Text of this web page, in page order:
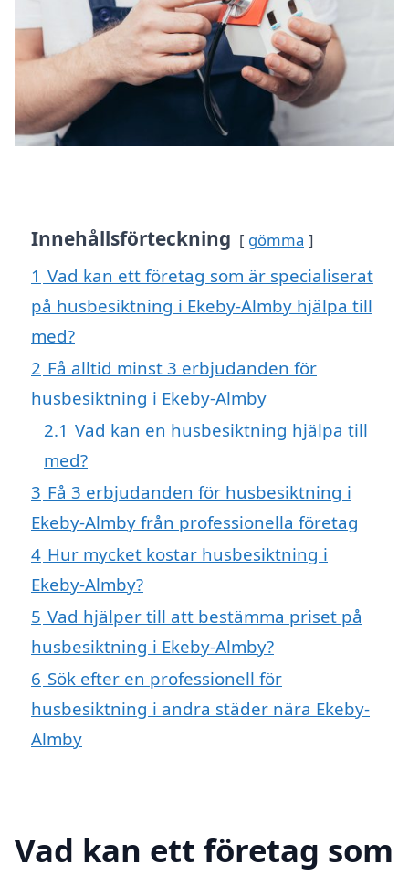
Innehållsförteckning gömma
1 Vad kan ett företag som är specialiserat
på husbesiktning i Ekeby-Almby hjälpa till
med?
2 Få alltid minst 3 erbjudanden för
husbesiktning i Ekeby-Almby
2.1 Vad kan en husbesiktning hjälpa till
med?
3 Få 3 erbjudanden för husbesiktning i
Ekeby-Almby från professionella företag
4 Hur mycket kostar husbesiktning i
Ekeby-Almby?
5 Vad hjälper till att bestämma priset på
husbesiktning i Ekeby-Almby?
6 Sök efter en professionell för
husbesiktning i andra städer nära Ekeby-
Almby
Vad kan ett företag som